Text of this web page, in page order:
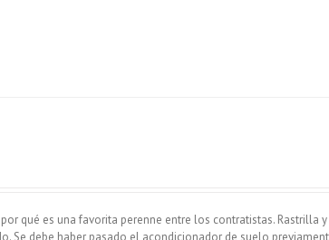
qué es una favorita perenne entre los contratistas. Rastrilla
Se debe haber pasado el acondicionador de suelo